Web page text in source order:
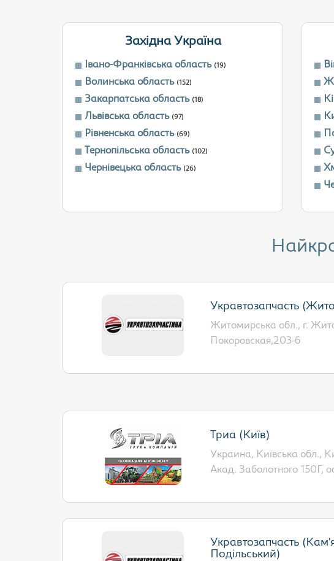
Західна Україна
Івано-Франківська область (19)
Волинська область (152)
Закарпатська область (18)
Львівська область (97)
Рівненська область (69)
Тернопільська область (102)
Чернівецька область (26)
Укравтозапчасть
Житомирська обл., г.
Покоровская,203-б
Триа (Київ)
Украина, Київська обл.,
Акад. Заболотного 150Г,
Укравтозапчасть
Подільський)